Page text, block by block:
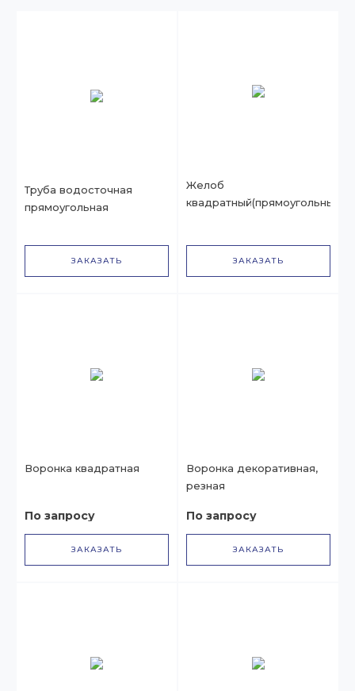
Труба водосточная
прямоугольная
ЗАКАЗАТЬ
Желоб
квадратный(прямоугольный)
ЗАКАЗАТЬ
Воронка квадратная
По запросу
ЗАКАЗАТЬ
Воронка декоративная,
резная
По запросу
ЗАКАЗАТЬ